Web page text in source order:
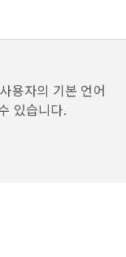
용자의 기본 언어
있습니다.